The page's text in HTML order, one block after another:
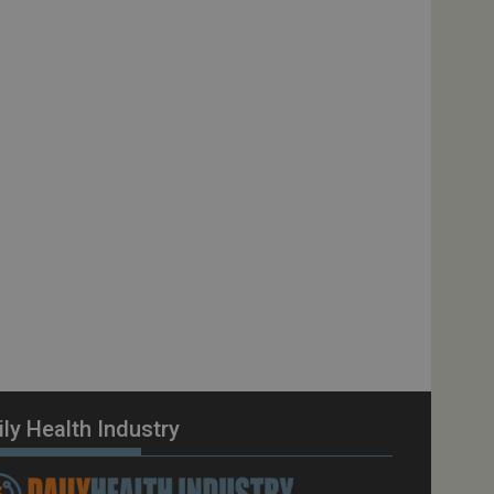
Health Industry
per la
versione
per memorizzare
dell'utente per la
i dati sul
a varie politiche